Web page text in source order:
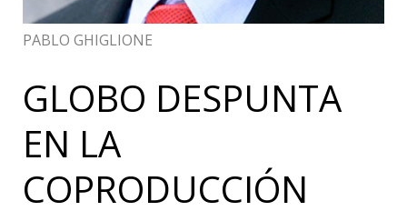
PABLO GHIGLIONE
GLOBO DESPUNTA
EN LA
COPRODUCCIÓN